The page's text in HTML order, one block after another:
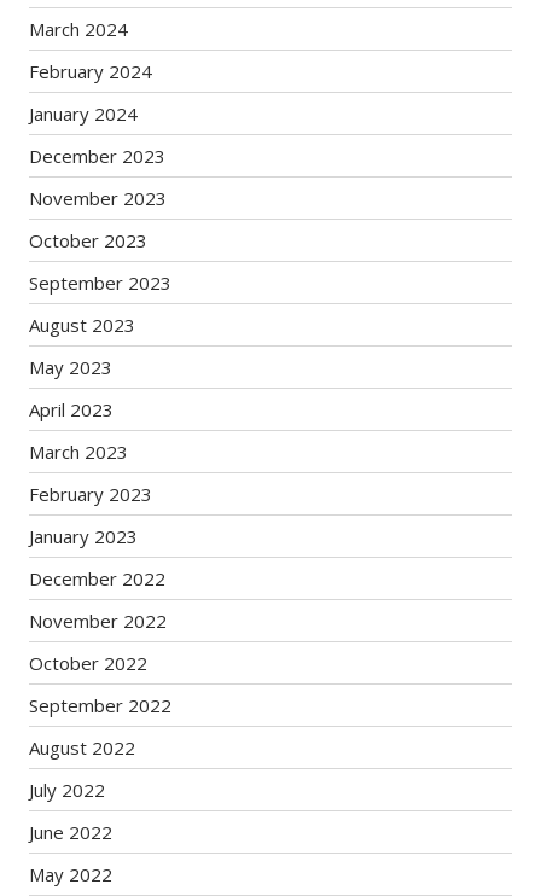
March 2024
February 2024
January 2024
December 2023
November 2023
October 2023
September 2023
August 2023
May 2023
April 2023
March 2023
February 2023
January 2023
December 2022
November 2022
October 2022
September 2022
August 2022
July 2022
June 2022
May 2022